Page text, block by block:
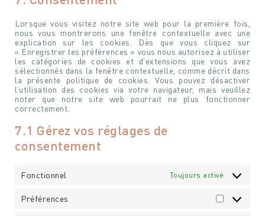
Lorsque vous visitez notre site web pour la première fois,
nous vous montrerons une fenêtre contextuelle avec une
explication sur les cookies. Dès que vous cliquez sur
« Enregistrer les préférences » vous nous autorisez à utiliser
les catégories de cookies et d’extensions que vous avez
sélectionnés dans la fenêtre contextuelle, comme décrit dans
la présente politique de cookies. Vous pouvez désactiver
l’utilisation des cookies via votre navigateur, mais veuillez
noter que notre site web pourrait ne plus fonctionner
correctement.
7.1 Gérez vos réglages de
consentement
Fonctionnel Toujours activé
Préférences
Votre nom
Votre e-mail
Votre n° de téléphone
Votre nom
Votre e-mail
Votre n° de téléphone